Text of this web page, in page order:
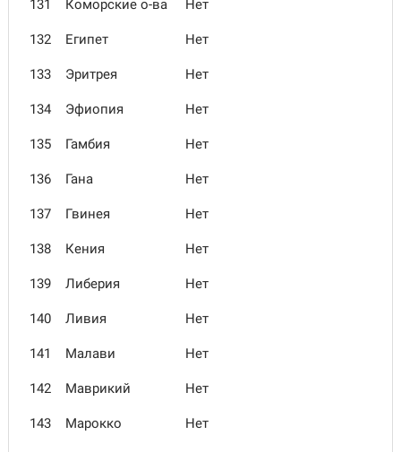
131 Коморские о-ва Нет
132 Египет Нет
133 Эритрея Нет
134 Эфиопия Нет
135 Гамбия Нет
136 Гана Нет
137 Гвинея Нет
138 Кения Нет
139 Либерия Нет
140 Ливия Нет
141 Малави Нет
142 Маврикий Нет
143 Марокко Нет